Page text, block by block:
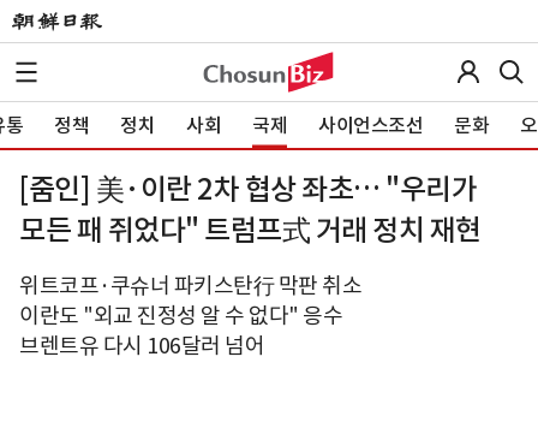
통 정책 정치 사회 국제 사이언스조선 문화
[줌인] 美·이란 2차 협상 좌초… "우리가
모든 패 쥐었다" 트럼프式 거래 정치 재현
위트코프·쿠슈너 파키스탄行 막판 취소
이란도 "외교 진정성 알 수 없다" 응수
브렌트유 다시 106달러 넘어